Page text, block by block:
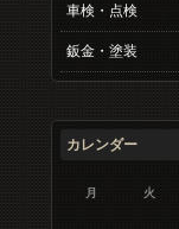
車検・点検
鈑金・塗装
カレンダー
月 火